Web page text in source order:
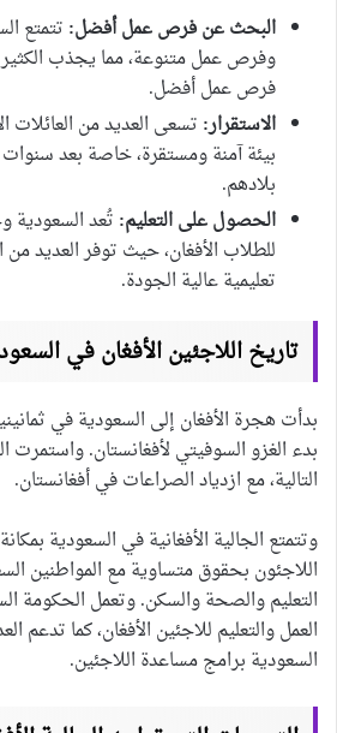
البحث عن فرص عمل أفضل: تتمتع
وفرص عمل متنوعة، مما يجذب
فرص عمل أفضل.
الاستقرار: تسعى العديد من العائلات
بيئة آمنة ومستقرة، خاصة بعد
بلادهم.
الحصول على التعليم: تُعد السعودية
للطلاب الأفغان، حيث توفر العديد
تعليمية عالية الجودة.
تاريخ اللاجئين الأفغان في
بدأت هجرة الأفغان إلى السعودية في
بدء الغزو السوفيتي لأفغانستان. واستمرت
التالية، مع ازدياد الصراعات في أفغانستان.
وتتمتع الجالية الأفغانية في السعودية
اللاجئون بحقوق متساوية مع المواطنين
التعليم والصحة والسكن. وتعمل الحكومة
العمل والتعليم للاجئين الأفغان، كما تدعم
السعودية برامج مساعدة اللاجئين.